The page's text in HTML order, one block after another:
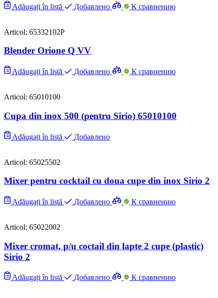
Adăugați în listă Добавлено К сравнению
Articol: 65332102P
Blender Orione Q VV
Adăugați în listă Добавлено К сравнению
Articol: 65010100
Cupa din inox 500 (pentru Sirio) 65010100
Adăugați în listă Добавлено
Articol: 65025502
Mixer pentru cocktail cu doua cupe din inox Sirio 2
Adăugați în listă Добавлено К сравнению
Articol: 65022002
Mixer cromat, p/u coctail din lapte 2 cupe (plastic)
Sirio 2
Adăugați în listă Добавлено К сравнению